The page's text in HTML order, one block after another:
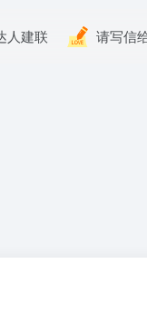
人建联 请写信